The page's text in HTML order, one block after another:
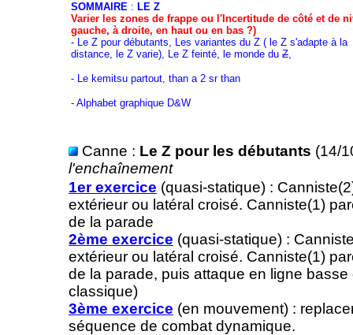
SOMMAIRE : LE Z
Varier les zones de frappe ou l'Incertitude de côté et de
gauche, à droite, en haut ou en bas ?)
- Le Z pour débutants, Les variantes du Z ( le Z s'adapte à la
distance, le Z varie), Le Z feinté, le monde du Z,
- Le kemitsu partout, than a 2 sr than
- Alphabet graphique D&W
Canne : Le Z pour les débutants (14/
l'enchaînement
1er exercice (quasi-statique) :
extérieur ou latéral croisé. Canniste(1)
de la parade
2ème exercice (quasi-statique) :
extérieur ou latéral croisé. Canniste(1)
de la parade, puis attaque en ligne
classique)
3ème exercice (en mouvement) :
séquence de combat dynamique.